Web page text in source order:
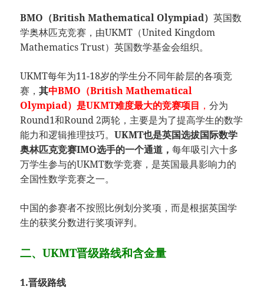
BMO（British Mathematical Olympiad）英国数
学奥林匹克竞赛，由UKMT（United Kingdom
Mathematics Trust）英国数学基金会组织。
UKMT每年为11-18岁的学生分不同年龄层的各项竞
赛，其中BMO（British Mathematical
Olympiad）是UKMT难度最大的竞赛项目 ，分为
Round1和Round 2两轮，主要是为了提高学生的数学
能力和逻辑推理技巧。UKMT也是英国选拔国际数学
奥林匹克竞赛IMO选手的一个通道，每年吸引六十多
万学生参与的UKMT数学竞赛，是英国最具影响力的
全国性数学竞赛之一。
中国的参赛者不按照比例划分奖项，而是根据英国学
生的获奖分数进行奖项评判。
二、UKMT晋级路线和含金量
1.晋级路线